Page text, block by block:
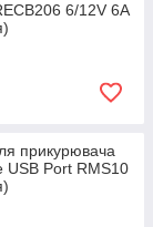
6/12V 6А
прикурювача
USB Port RMS10